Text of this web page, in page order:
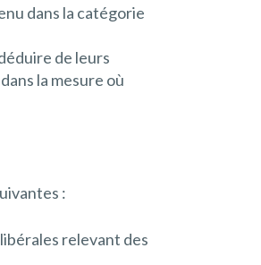
dans la catégorie
de leurs
la mesure où
:
relevant des